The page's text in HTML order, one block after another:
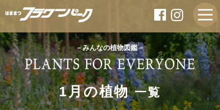
－みんなの植物図鑑－
1月の植物一覧